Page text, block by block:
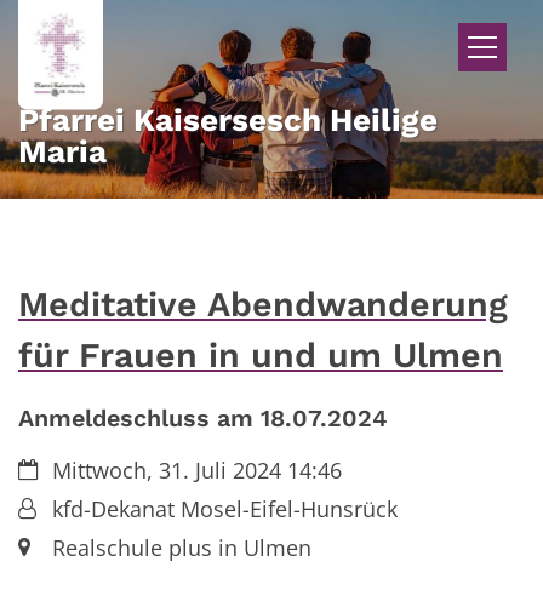
Zum Inhalt springen
Pfarrei Kaisersesch Heilige
Maria
Meditative Abendwanderung
für Frauen in und um Ulmen
Anmeldeschluss am 18.07.2024
Datum:Mittwoch, 31. Juli 2024 14:46
Von:kfd-Dekanat Mosel-Eifel-Hunsrück
Ort:Realschule plus in Ulmen